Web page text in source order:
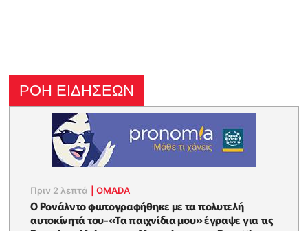
ΡΟΗ ΕΙΔΗΣΕΩΝ
Πριν 2 λεπτά |OMADA
Ο Ρονάλντο φωτογραφήθηκε με τα πολυτελή
αυτοκίνητά του-«Τα παιχνίδια μου» έγραψε για τις